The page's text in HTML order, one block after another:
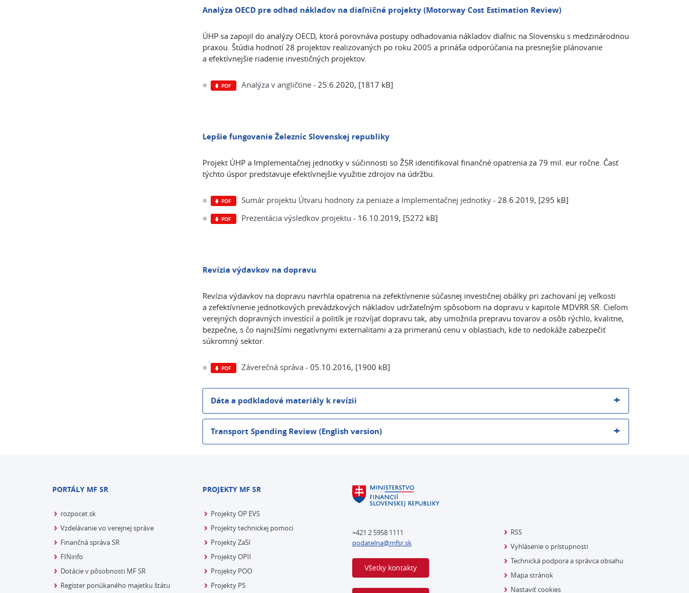
Analýza OECD pre odhad nákladov na diaľničné projekty (Motorway Cost Estimation Review)
ÚHP sa zapojil do analýzy OECD, ktorá porovnáva postupy odhadovania nákladov diaľnic na Slovensku s medzinárodnou
praxou. Štúdia hodnotí 28 projektov realizovaných po roku 2005 a prináša odporúčania na presnejšie plánovanie
a efektívnejšie riadenie investičných projektov.
Analýza v angličtine- 25.6.2020, [1817 kB]
Lepšie fungovanie Železníc Slovenskej republiky
Projekt ÚHP a Implementačnej jednotky v súčinnosti so ŽSR identifikoval finančné opatrenia za 79 mil. eur ročne. Časť
týchto úspor predstavuje efektívnejšie využitie zdrojov na údržbu.
Sumár projektu Útvaru hodnoty za peniaze a Implementačnej jednotky- 28.6.2019, [295 kB]
Prezentácia výsledkov projektu - 16.10.2019, [5272 kB]
Revízia výdavkov na dopravu
Revízia výdavkov na dopravu navrhla opatrenia na zefektívnenie súčasnej investičnej obálky pri zachovaní jej veľkosti
a zefektívnenie jednotkových prevádzkových nákladov udržateľným spôsobom na dopravu v kapitole MDVRR SR. Cieľom
verejných dopravných investícií a politík je rozvíjať dopravu tak, aby umožnila prepravu tovarov a osôb rýchlo, kvalitne,
bezpečne, s čo najnižšími negatívnymi externalitami a za primeranú cenu v oblastiach, kde to nedokáže zabezpečiť
súkromný sektor.
Záverečná správa- 05.10.2016, [1900 kB]
Dáta a podkladové materiály k revízii
Transport Spending Review (English version)
PORTÁLY MF SR
rozpocet.sk
Vzdelávanie vo verejnej správe
Finančná správa SR
FINinfo
Dotácie v pôsobnosti MF SR
Register ponúkaného majetku štátu
PROJEKTY MF SR
Projekty OP EVS
Projekty technickej pomoci
Projekty ZaSI
Projekty OPII
Projekty POO
Projekty PS
+421 2 5958 1111
podatelna@mfsr.sk
Všetky kontakty
RSS
Vyhlásenie o prístupnosti
Technická podpora a správca obsahu
Mapa stránok
Nastaviť cookies